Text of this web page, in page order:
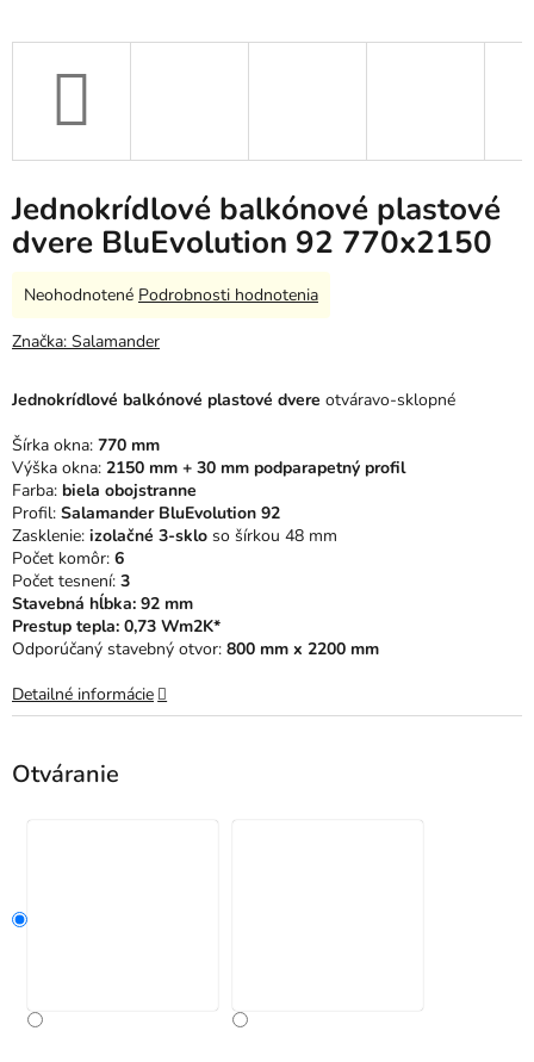
Jednokrídlové balkónové plastové
dvere BluEvolution 92 770x2150
Otváranie
Jednokrídlové balkónové plastové dvere otváravo-sklopné
Šírka okna: 770 mm
Výška okna: 2150 mm + 30 mm podparapetný profil
Farba: biela obojstranne
Profil: Salamander BluEvolution 92
Zasklenie: izolačné 3-sklo so šírkou 48 mm
Počet komôr: 6
Počet tesnení: 3
Stavebná hĺbka: 92 mm
Prestup tepla: 0,73 Wm2K*
Odporúčaný stavebný otvor: 800 mm x 2200 mm
Detailné informácie
Priemerné
produktu
z
hviezdičiek.
Neohodnotené Podrobnosti hodnotenia
Značka: Salamander